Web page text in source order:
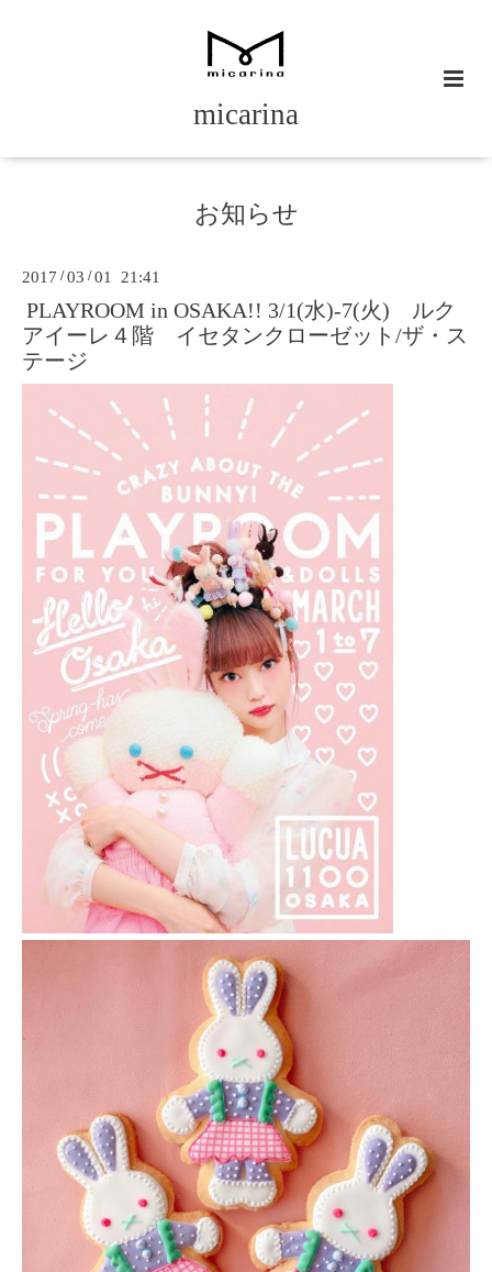
micarina
お知らせ
2017 /03 /01 21:41
PLAYROOM in OSAKA!! 3/1(水)-7(火) ルク
アイーレ４階 イセタンクローゼット/ザ・ス
テージ